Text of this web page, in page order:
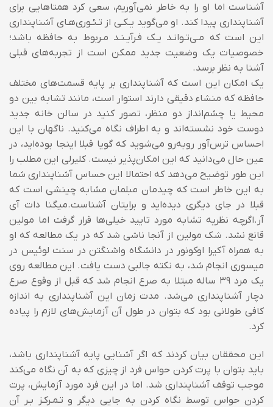
آشناست اما او را به خاطر نمی‌آوریم، سعی کرد همتاهایی برای
آشناپنداری پیدا کند. او می‌گوید یـکـی از تـئـوری‌هـای آشناپنداری
این است که مـی‌تـوانـد یـک فـرآیـنـد مـربوط به حافظه باشد؛
خصوصیات یک وضعیت جدید ممکن است از تجربه‌های قبلی
آشنا به نظر برسد.
یک امکان این است که آشناپنداری بر پایه قسمت‌های مختلف
حافظه که منشاء دقیقی دارند استوار است، مانند تشابه بین دو
محیط یا چشم‌انداز دو منظر، تصور کنید در سالن خانه جدید
دوست خود نشسته‌‌اند و به اطراف نگاه می‌کنید. ناگهان با این
احساس ترس‌آور روبه‌رو می‌شوید که گویا قبلا اینجا بوده‌اید، در
عین حال می‌دانید که این امکان‌‌پذیر نیست. کلیرلی این مطلب را
این طور توضیح می‌دهد که احتمالا این حساس آشناپنداری شما
به این خاطر است که چیدمان مبلمان مشابه چینشی است که
قبلا در جای دیگری دیده‌اید و برایتان آشناست.میگنا دات آی
آر.اگرچه نظریه تشابه مورد تایید خیلی‌ها قرار گرفت اما مولین
قانع نشد. شک مولین از آنجا ناشی شد که در یک مطالعه که او
به همراه آکیرا اوکونور در دانشگاه واشنگتن در سنت لوئیس در
میسوری انجام شد، به نکته جالبی دست یافت. این مطالعه روی
یک مرد ۳۹ ساله مبتلا به صرع انجام شد که قبل از وقوع صرع
دچار آشناپنداری می‌شد. مدت زمان این آشناپنداری به اندازه
کافی طولانی بود که بتوان در طول آن آزمایش‌های لازم را پیاده
کرد.
این محققان بیان کردند که اگر آشنایی پایه آشناپنداری باشد،
باید بتوان با پرت کردن حواس فرد از چیزی که به آن نگاه می‌کند
موجب توقف آشناپنداری شد. اما در این فرد مورد آزمایش، پرت
کردن حواس توسط نگاه کردن به جایی دیگر و تـمـرکـز بـر آن